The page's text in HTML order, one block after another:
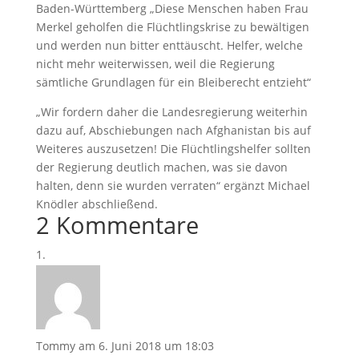
Baden-Württemberg „Diese Menschen haben Frau
Merkel geholfen die Flüchtlingskrise zu bewältigen
und werden nun bitter enttäuscht. Helfer, welche
nicht mehr weiterwissen, weil die Regierung
sämtliche Grundlagen für ein Bleiberecht entzieht“
„Wir fordern daher die Landesregierung weiterhin
dazu auf, Abschiebungen nach Afghanistan bis auf
Weiteres auszusetzen! Die Flüchtlingshelfer sollten
der Regierung deutlich machen, was sie davon
halten, denn sie wurden verraten“ ergänzt Michael
Knödler abschließend.
2 Kommentare
Tommy am 6. Juni 2018 um 18:03